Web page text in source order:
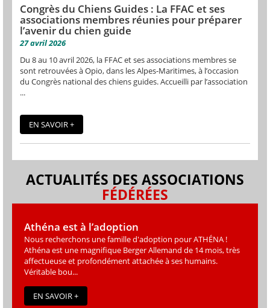
Congrès du Chiens Guides : La FFAC et ses
associations membres réunies pour préparer
l’avenir du chien guide
27 avril 2026
Du 8 au 10 avril 2026, la FFAC et ses associations membres se
sont retrouvées à Opio, dans les Alpes-Maritimes, à l’occasion
du Congrès national des chiens guides. Accueilli par l’association
...
EN SAVOIR +
ACTUALITÉS DES ASSOCIATIONS
FÉDÉRÉES
Athéna est à l’adoption
Nous recherchons une famille d'adoption pour ATHÉNA !
Athéna est une magniﬁque Berger Allemand de 14 mois, très
affectueuse et profondément attachée à ses humains.
Véritable bou...
EN SAVOIR +